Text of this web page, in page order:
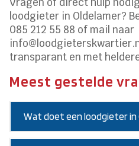
loodgieter in Oldelamer?
085 212 55 88 of mail naar
transparant en met
Meest gestelde
Wat doet een loodgieter in